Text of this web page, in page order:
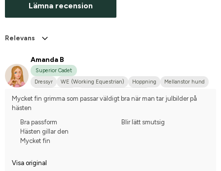
Lämna recension
Relevans
Amanda B
Superior Cadet
Dressyr
WE (Working Equestrian) Hoppning
Mellanstor hund
Mycket fin grimma som passar väldigt bra när man tar julbilder på
hästen
Bra passform
Hästen gillar den
Mycket fin
Blir lätt smutsig
Visa original